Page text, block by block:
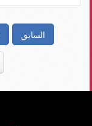
السابق